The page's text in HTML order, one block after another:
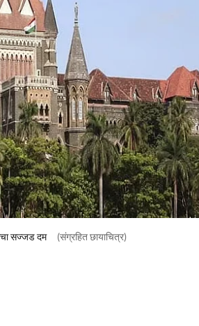
सज्जड दम (संग्रहित छायाचित्र)